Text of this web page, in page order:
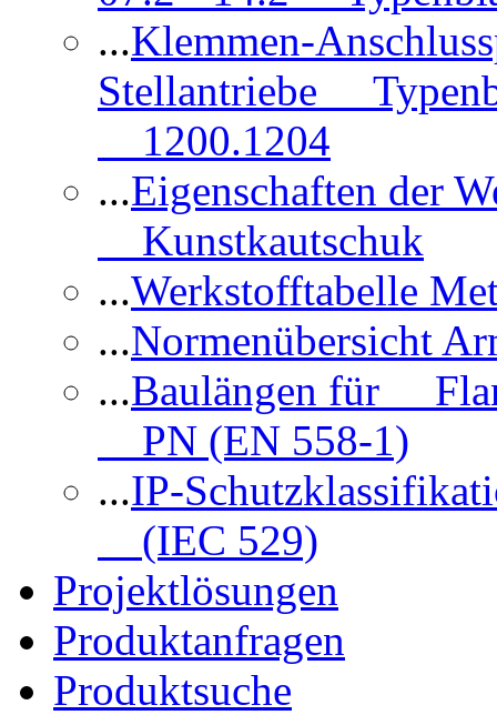
...Klemmen-
Stellantriebe
1200.1204
...Eigenschaften der
Kunstkautschuk
...Werkstofftabelle
...Normenübersicht
...Baulängen für
PN (EN 558-1)
...IP-
(IEC 529)
Projektlösungen
Produktanfragen
Produktsuche